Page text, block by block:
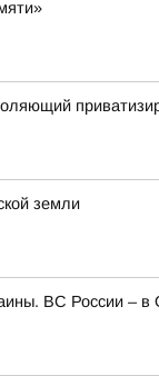
земли
ВС России – в